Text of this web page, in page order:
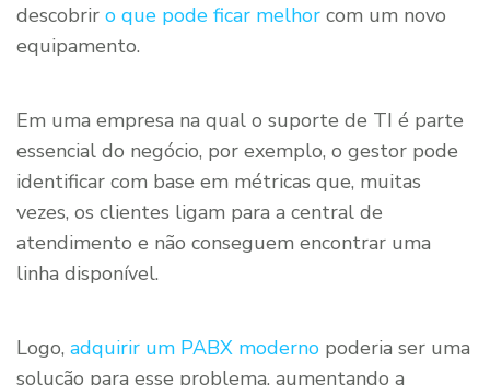
descobrir o que pode ficar melhor com um novo
equipamento.
Em uma empresa na qual o suporte de TI é parte
essencial do negócio, por exemplo, o gestor pode
identificar com base em métricas que, muitas
vezes, os clientes ligam para a central de
atendimento e não conseguem encontrar uma
linha disponível.
Logo, adquirir um PABX moderno poderia ser uma
solução para esse problema, aumentando a